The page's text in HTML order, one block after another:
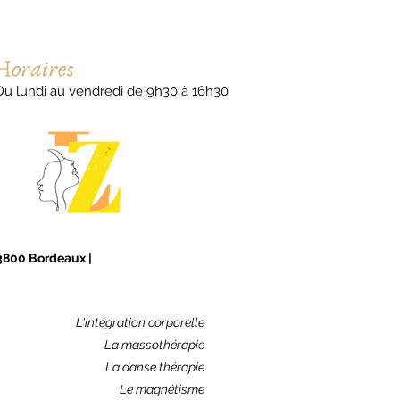
lundi au vendredi de 9h30 à 16h30
Bordeaux|
L'intégration corporelle
La massothérapie
La danse thérapie
Le magnétisme